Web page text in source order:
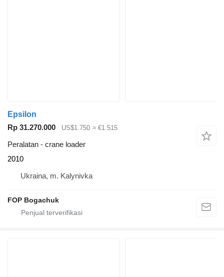
Epsilon
Rp 31.270.000
US$1.750 ≈ €1.515
Peralatan - crane loader
2010
Ukraina, m. Kalynivka
FOP Bogachuk